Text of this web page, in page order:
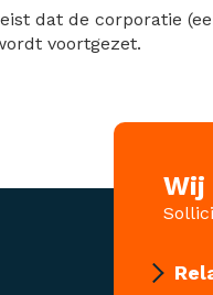
dat de corporatie
voortgezet.
Wij